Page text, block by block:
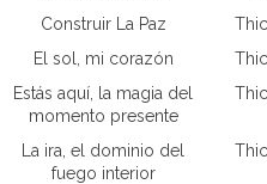
Construir La Paz
El sol, mi corazón
Estás aquí, la magia del
momento presente
La ira, el dominio del
fuego interior